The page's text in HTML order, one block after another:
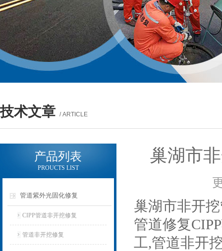
技术文章 / ARTICLE
产品列表
PROUCTS LIST
管道紫外光固化修复
CIPP管道非开挖修复
管道非开挖修复
巢湖市
巢湖市非开
管道修复
工,管道非开